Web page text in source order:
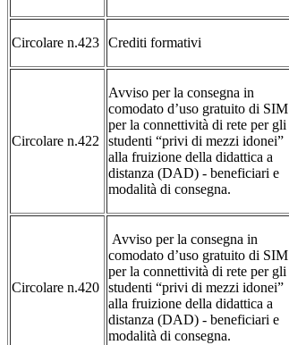
Circolare n.423 Crediti formativi
Circolare n.422
Avviso per la consegna in
comodato d’uso gratuito di SIM
per la connettività di rete per gli
studenti “privi di mezzi idonei”
alla fruizione della didattica a
distanza (DAD) - beneficiari e
modalità di consegna.
Circolare n.420
Avviso per la consegna in
comodato d’uso gratuito di SIM
per la connettività di rete per gli
studenti “privi di mezzi idonei”
alla fruizione della didattica a
distanza (DAD) - beneficiari e
modalità di consegna.